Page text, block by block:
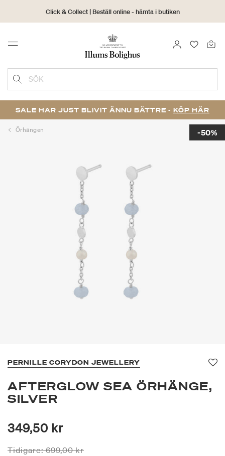
Click & Collect | Beställ online - hämta i butiken
30 dagars returrätt
Menu LOGGA IN
SÖK
SALE HAR JUST BLIVIT ÄNNU BÄTTRE - KÖP HÄR
Örhängen -50%
PERNILLE CORYDON JEWELLERY
AFTERGLOW SEA ÖRHÄNGE,
SILVER
349,50 kr
Priset är nedsatt från
Tidigare:699,00 krtill